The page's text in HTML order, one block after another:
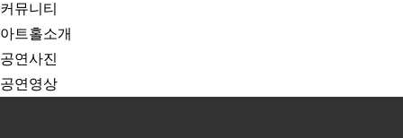
커뮤니티
아트홀소개
공연사진
공연영상